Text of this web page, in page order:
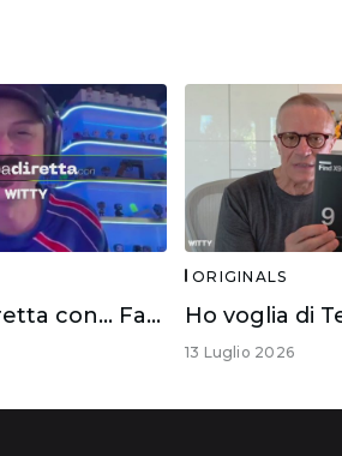
In linea diretta con… Fabio Rovazzi
ORIGINALS
13 Luglio 2026